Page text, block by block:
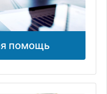
помощь